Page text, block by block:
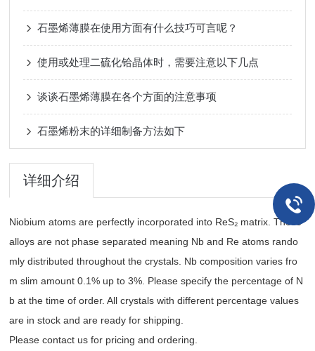
石墨烯薄膜在使用方面有什么技巧可言呢？
使用或处理二硫化铪晶体时，需要注意以下几点
谈谈石墨烯薄膜在各个方面的注意事项
石墨烯粉末的详细制备方法如下
详细介绍
Niobium atoms are perfectly incorporated into ReS₂ matrix. These
alloys are not phase separated meaning Nb and Re atoms rando
mly distributed throughout the crystals. Nb composition varies fro
m slim amount 0.1% up to 3%. Please specify the percentage of N
b at the time of order. All crystals with different percentage values
are in stock and are ready for shipping.
Please contact us for pricing and ordering.